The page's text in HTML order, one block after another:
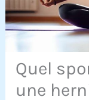
Quel
une